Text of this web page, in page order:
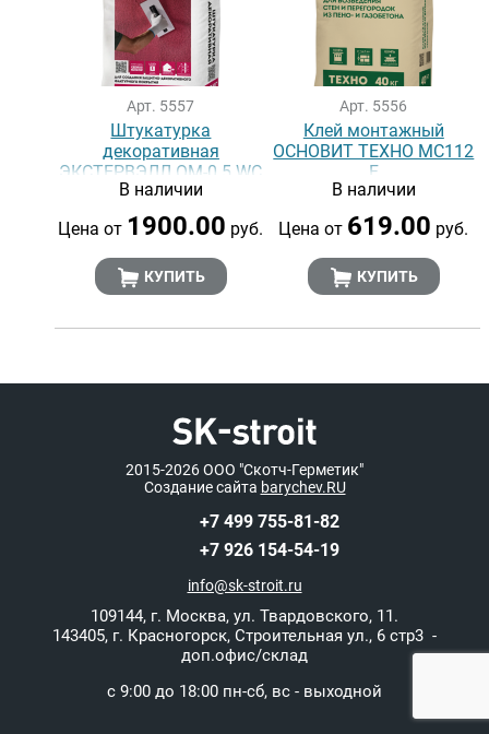
Арт. 5557
Штукатурка
декоративная
ЭКСТЕРВЭЛЛ OM-0.5 WC
супербелая
В наличии
Цена от 1900.00 руб.
КУПИТЬ
Арт. 5556
Клей монтажный
ОСНОВИТ ТЕХНО MC112
F
В наличии
Цена от 619.00 руб.
КУПИТЬ
2015-2026ООО "Скотч-Герметик"
Создание сайта barychev.RU
+7 499 755-81-82
+7 926 154-54-19
info@sk-stroit.ru
109144, г. Москва, ул. Твардовского, 11.
143405, г. Красногорск, Строительная ул., 6 стр3 -
доп.офис/склад
с 9:00 до 18:00 пн-сб, вс - выходной